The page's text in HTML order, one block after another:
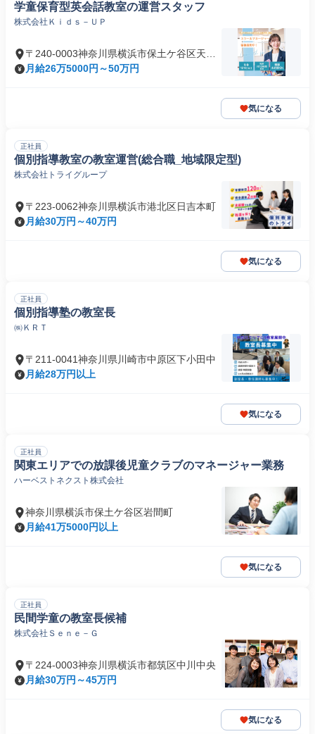
学童保育型英会話教室の運営スタッフ
株式会社Ｋｉｄｓ－ＵＰ
〒240-0003神奈川県横浜市保土ケ谷区天王
町
月給26万5000円～50万円
気になる
正社員
個別指導教室の教室運営(総合職_地域限定型)
株式会社トライグループ
〒223-0062神奈川県横浜市港北区日吉本町
月給30万円～40万円
気になる
正社員
個別指導塾の教室長
㈱ＫＲＴ
〒211-0041神奈川県川崎市中原区下小田中
月給28万円以上
気になる
正社員
関東エリアでの放課後児童クラブのマネージャー業務
ハーベストネクスト株式会社
神奈川県横浜市保土ケ谷区岩間町
月給41万5000円以上
気になる
正社員
民間学童の教室長候補
株式会社Ｓｅｎｅ－Ｇ
〒224-0003神奈川県横浜市都筑区中川中央
月給30万円～45万円
気になる